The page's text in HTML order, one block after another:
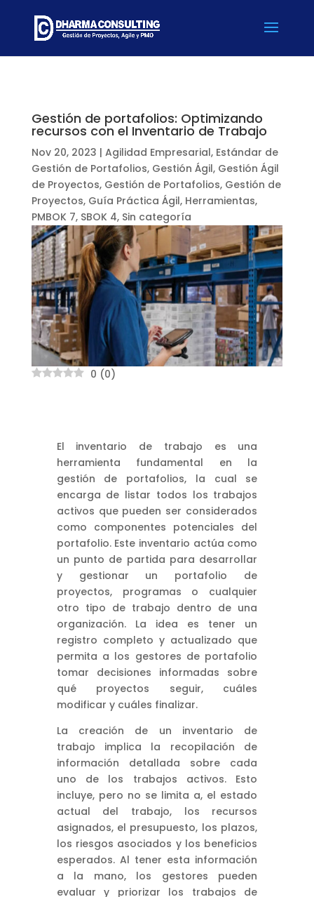
Gestión de portafolios: Optimizando
recursos con el Inventario de Trabajo
Nov 20, 2023 | Agilidad Empresarial, Estándar de
Gestión de Portafolios, Gestión Ágil, Gestión Ágil
de Proyectos, Gestión de Portafolios, Gestión de
Proyectos, Guía Práctica Ágil, Herramientas,
PMBOK 7, SBOK 4, Sin categoría
0 (0)
El inventario de trabajo es una
herramienta fundamental en la
gestión de portafolios, la cual se
encarga de listar todos los trabajos
activos que pueden ser considerados
como componentes potenciales del
portafolio. Este inventario actúa como
un punto de partida para desarrollar
y gestionar un portafolio de
proyectos, programas o cualquier
otro tipo de trabajo dentro de una
organización. La idea es tener un
registro completo y actualizado que
permita a los gestores de portafolio
tomar decisiones informadas sobre
qué proyectos seguir, cuáles
modificar y cuáles finalizar.
La creación de un inventario de
trabajo implica la recopilación de
información detallada sobre cada
uno de los trabajos activos. Esto
incluye, pero no se limita a, el estado
actual del trabajo, los recursos
asignados, el presupuesto, los plazos,
los riesgos asociados y los beneficios
esperados. Al tener esta información
a la mano, los gestores pueden
evaluar y priorizar los trabajos de